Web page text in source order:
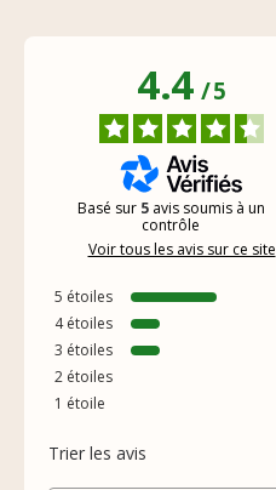
4.4/5
Basé sur 5 avis soumis à un
contrôle
Voir tous les avis sur ce site
5 étoiles
4étoiles
3 étoiles
2 étoiles
1 étoile
Trier les avis